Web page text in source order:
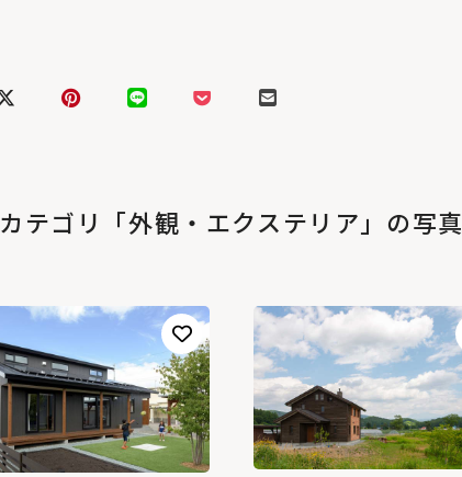
カテゴリ「外観・エクステリア」の写真